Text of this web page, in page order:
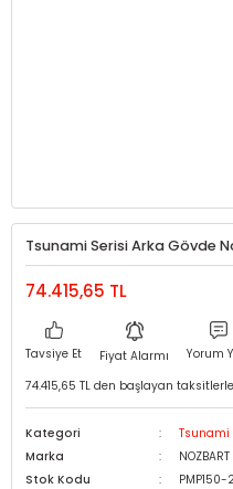
Tsunami Serisi Arka Gövde
74.415,65 TL
Tavsiye Et Fiyat Alarmı
Yorum
74.415,65 TL den başlayan
Kategori
Marka
NOZBART
Stok Kodu
PMP150-